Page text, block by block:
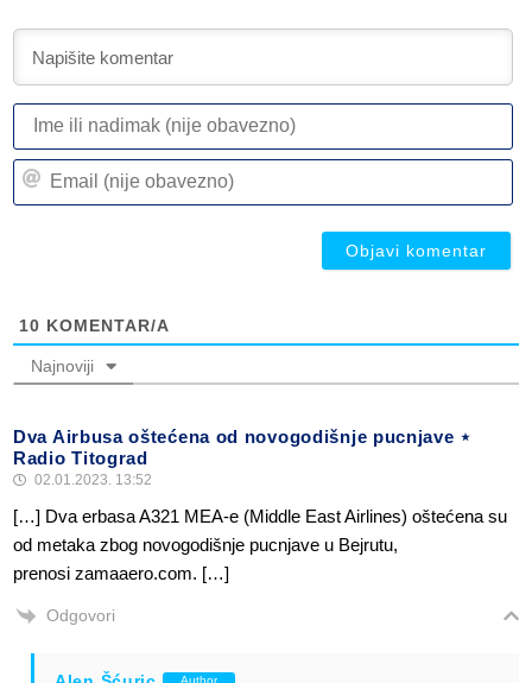
10 KOMENTAR/A
Najnoviji
Dva Airbusa oštećena od novogodišnje pucnjave ⋆
Radio Titograd
02.01.2023. 13:52
[…] Dva erbasa A321 MEA-e (Middle East Airlines) oštećena su
od metaka zbog novogodišnje pucnjave u Bejrutu,
prenosi zamaaero.com. […]
Odgovori